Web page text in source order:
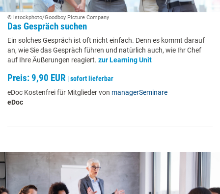
© istockphoto/Goodboy Picture Company
Das Gespräch suchen
Ein solches Gespräch ist oft nicht einfach. Denn es kommt darauf
an, wie Sie das Gespräch führen und natürlich auch, wie Ihr Chef
auf Ihre Äußerungen reagiert. zur Learning Unit
Preis: 9,90 EUR |sofort lieferbar
eDoc Kostenfrei für Mitglieder von managerSeminare
eDoc